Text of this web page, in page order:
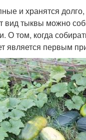
и хранятся
вид тыквы можно
О том, когда
является первым